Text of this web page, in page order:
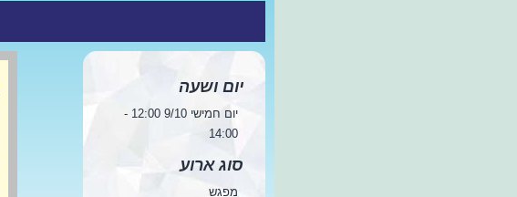
יום ושעה
יום חמישי 9/10 12:00 -
14:00
סוג ארוע
מפגש